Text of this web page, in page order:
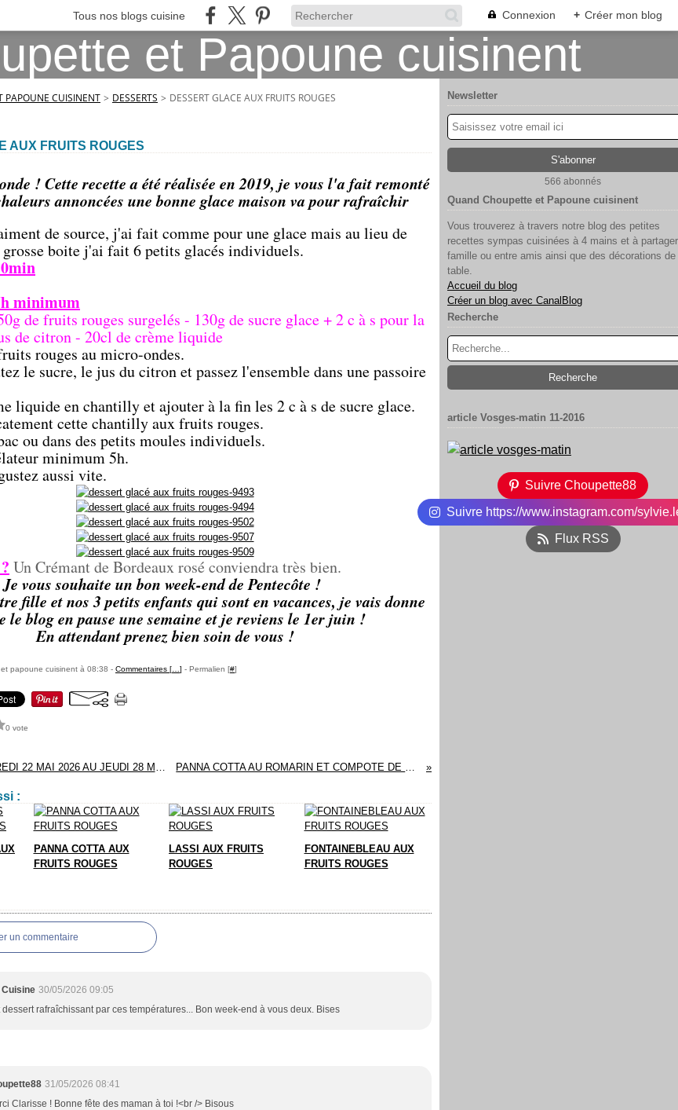
Tous nos blogs cuisine Connexion + Créer mon blog
PAPOUNE CUISINENT > DESSERTS > DESSERT GLACE AUX FRUITS ROUGES
AUX FRUITS ROUGES
! Cette recette a été réalisée en 2019, je vous l'a fait remonté
annoncées une bonne glace maison va pour rafraîchir
de source, j'ai fait comme pour une glace mais au lieu de
grosse boite j'ai fait 6 petits glacés individuels.
minimum
de fruits rouges surgelés - 130g de sucre glace + 2 c à s pour la
de citron - 20cl de crème liquide
rouges au micro-ondes.
le sucre, le jus du citron et passez l'ensemble dans une passoire
liquide en chantilly et ajouter à la fin les 2 c à s de sucre glace.
cette chantilly aux fruits rouges.
ou dans des petits moules individuels.
minimum 5h.
aussi vite.
Un Crémant de Bordeaux rosé conviendra très bien.
Je vous souhaite un bon week-end de Pentecôte !
fille et nos 3 petits enfants qui sont en vacances, je vais donne
le blog en pause une semaine et je reviens le 1er juin !
En attendant prenez bien soin de vous !
papoune cuisinent à 08:38 - Commentaires [ ] - Permalien [#]
0 vote
MENUS DU VENDREDI 22 MAI 2026 AU JEUDI 28 MAI 2026 PANNA COTTA AU ROMARIN ET COMPOTE DE POMME
:
PANNA COTTA AUX
FRUITS ROUGES
LASSI AUX FRUITS
ROUGES
FONTAINEBLEAU AUX
FRUITS ROUGES
un commentaire
30/05/2026 09:05
dessert rafraîchissant par ces températures... Bon week-end à vous deux. Bises
31/05/2026 08:41
Clarisse ! Bonne fête des maman à toi !<br /> Bisous
Newsletter
566 abonnés
Quand Choupette et Papoune cuisinent
Vous trouverez à travers notre blog des petites
recettes sympas cuisinées à 4 mains et à
famille ou entre amis ainsi que des décorations de
table.
Accueil du blog
Créer un blog avec CanalBlog
Recherche
article Vosges-matin 11-2016
Suivre Choupette88
Suivre https://www.instagram.com/
Flux RSS